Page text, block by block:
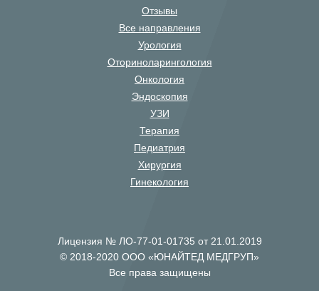
Отзывы
Все направления
Урология
Оториноларингология
Онкология
Эндоскопия
УЗИ
Терапия
Педиатрия
Хирургия
Гинекология
Лицензия № ЛО-77-01-01735 от 21.01.2019
© 2018-2020 ООО «ЮНАЙТЕД МЕДГРУП»
Все права защищены